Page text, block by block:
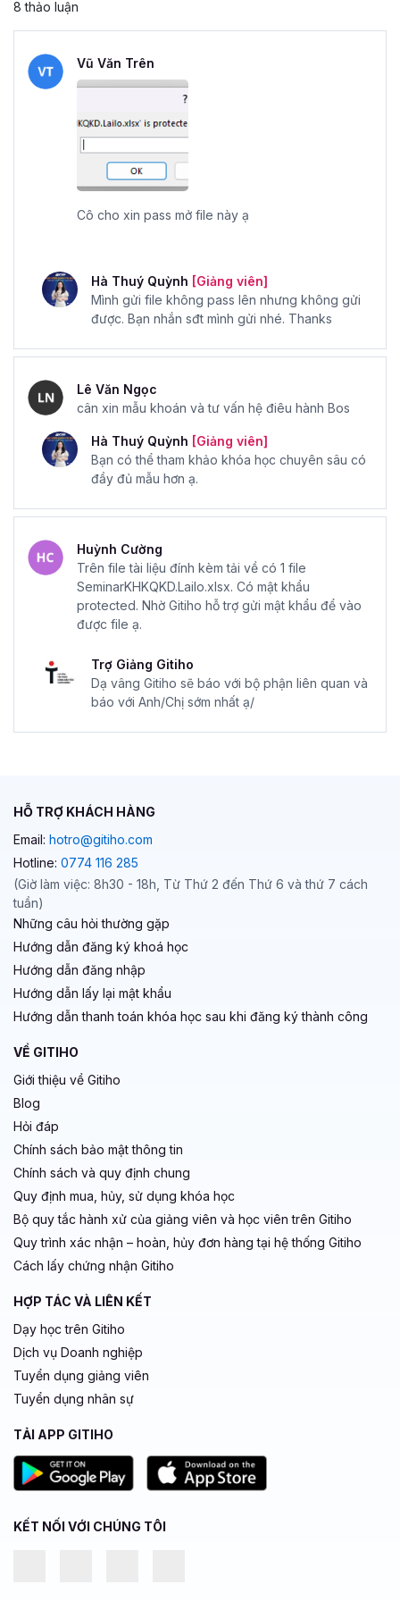
8 thảo luận
Vũ Văn Trên
Cô cho xin pass mở file này ạ
Hà Thuý Quỳnh [Giảng viên]
Mình gửi file không pass lên nhưng không gửi
được. Bạn nhắn sđt mình gửi nhé. Thanks
Lê Văn Ngọc
cân xin mẫu khoán và tư vấn hệ điêu hành Bos
Hà Thuý Quỳnh [Giảng viên]
Bạn có thể tham khảo khóa học chuyên sâu có
đầy đủ mẫu hơn ạ.
Huỳnh Cường
Trên file tài liệu đính kèm tải về có 1 file
SeminarKHKQKD.Lailo.xlsx. Có mật khẩu
protected. Nhờ Gitiho hỗ trợ gửi mật khẩu để vào
được file ạ.
Trợ Giảng Gitiho
Dạ vâng Gitiho sẽ báo với bộ phận liên quan và
báo với Anh/Chị sớm nhất ạ/
HỖ TRỢ KHÁCH HÀNG
Email: hotro@gitiho.com
Hotline: 0774 116 285
(Giờ làm việc: 8h30 - 18h, Từ Thứ 2 đến Thứ 6 và thứ 7 cách
tuần)
Những câu hỏi thường gặp
Hướng dẫn đăng ký khoá học
Hướng dẫn đăng nhập
Hướng dẫn lấy lại mật khẩu
Hướng dẫn thanh toán khóa học sau khi đăng ký thành công
VỀ GITIHO
Giới thiệu về Gitiho
Blog
Hỏi đáp
Chính sách bảo mật thông tin
Chính sách và quy định chung
Quy định mua, hủy, sử dụng khóa học
Bộ quy tắc hành xử của giảng viên và học viên trên Gitiho
Quy trình xác nhận – hoàn, hủy đơn hàng tại hệ thống Gitiho
Cách lấy chứng nhận Gitiho
HỢP TÁC VÀ LIÊN KẾT
Dạy học trên Gitiho
Dịch vụ Doanh nghiệp
Tuyển dụng giảng viên
Tuyển dụng nhân sự
TẢI APP GITIHO
KẾT NỐI VỚI CHÚNG TÔI